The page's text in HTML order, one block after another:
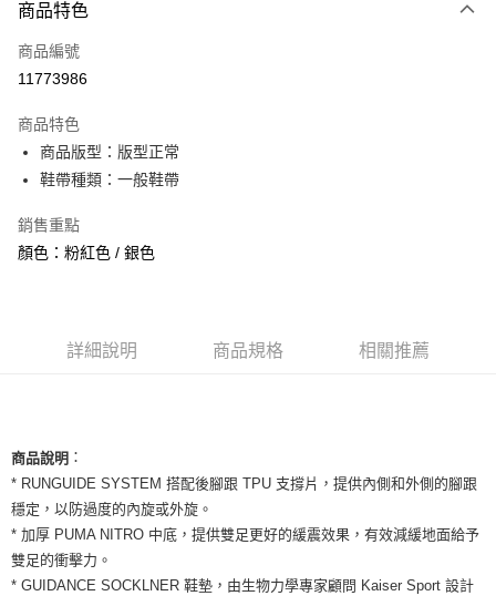
信用卡一次付款
信用卡分期付款
合作金庫商業銀行
華南商業銀行
上海商業儲蓄銀行
臺灣中小企業銀行
匯豐（台灣）商業銀行
台新國際商業銀行
中國信託商業銀行
超商取貨付款
LINE Pay
Apple Pay
街口支付
全盈+PAY
AFTEE先享後付是「在收到商品之後才付款」的支付方式。 讓您購物簡單
便利好安心！
１．簡單：不需註冊會員、不需綁卡、不需儲值。
２．便利：只要手機號碼，簡訊認證，即可結帳。
３．安心：先確認商品／服務後，再付款。
【「AFTEE先享後付」結帳流程】
ATM付款
運送方式
全家取貨付款
每筆NT$60，滿NT$1,500(含以上)免運費
商品特色
商品編號
11773986
商品特色
商品版型：版型正常
鞋帶種類：一般鞋帶
銷售重點
顏色：粉紅色 / 銀色
詳細說明 商品規格 相關推薦
商品說明 ：
* RUNGUIDE SYSTEM 搭配後腳跟 TPU 支撐片，提供內側和外側的腳跟
穩定，以防過度的內旋或外旋。
* 加厚 PUMA NITRO 中底，提供雙足更好的緩震效果，有效減緩地面給予
雙足的衝擊力。
* GUIDANCE SOCKLNER 鞋墊，由生物力學專家顧問 Kaiser Sport 設計